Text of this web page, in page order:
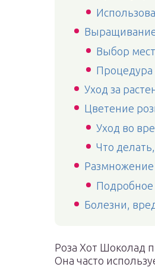
Выращивание
Выбор
Процедура
Уход за
Цветение
Уход во
Что
Размножение
Подробное
Болезни,
Роза Хот Шоколад
Она часто